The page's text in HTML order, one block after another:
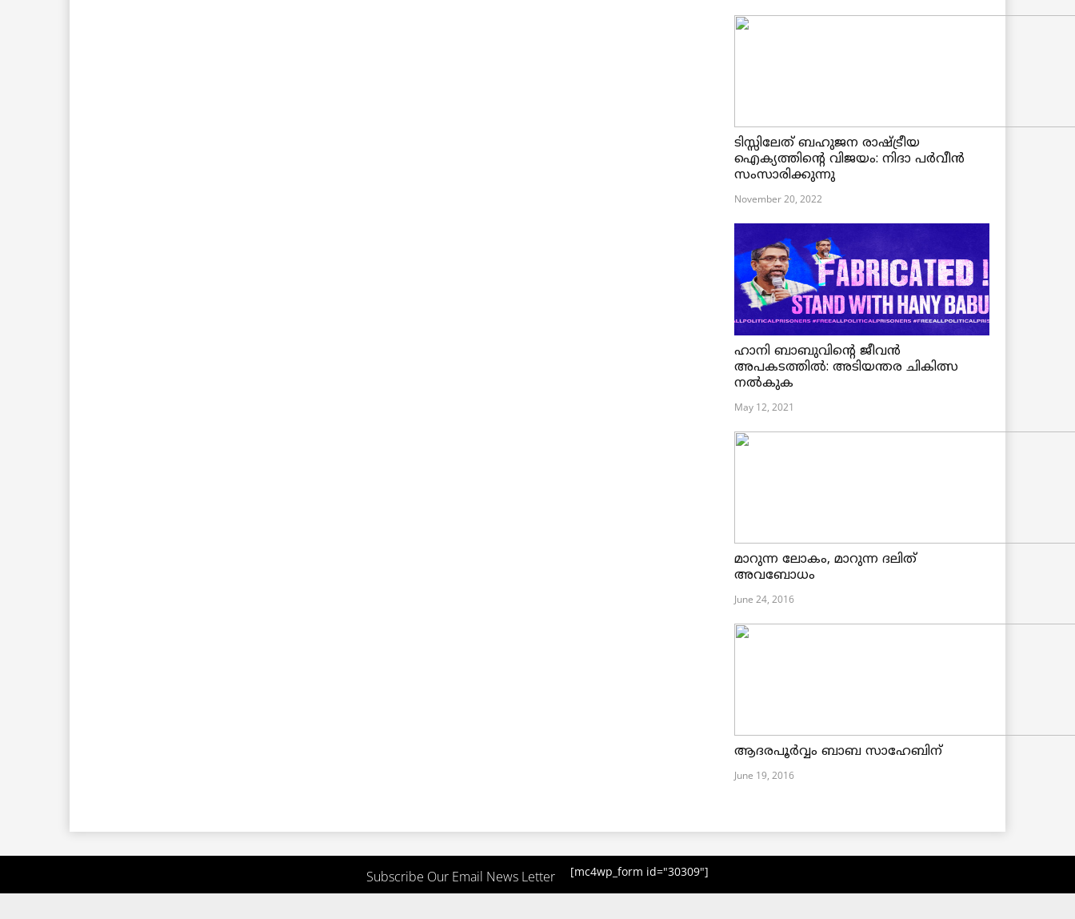
ടിസ്സിലേത് ബഹുജന രാഷ്ട്രീയ
ഐക്യത്തിന്റെ വിജയം: നിദാ പർവീൻ
സംസാരിക്കുന്നു
November 20, 2022
ഹാനി ബാബുവിന്റെ ജീവൻ
അപകടത്തിൽ: അടിയന്തര ചികിത്സ
നൽകുക
May 12, 2021
മാറുന്ന ലോകം, മാറുന്ന ദലിത്
അവബോധം
June 24, 2016
ആദരപൂര്‍വ്വം ബാബ സാഹേബിന്
June 19, 2016
Subscribe Our Email News Letter [mc4wp_form id="30309"]